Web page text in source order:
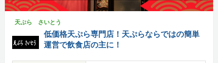
天ぷら さいとう
低価格天ぷら専門店！天ぷらならではの簡単
運営で飲食店の主に！